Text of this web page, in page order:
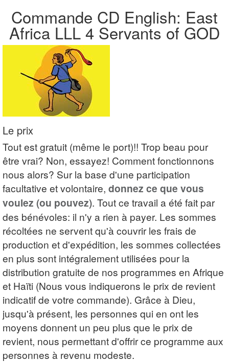
Commande CD English: East
Africa LLL 4 Servants of GOD
Le prix
Tout est gratuit (même le port)!! Trop beau pour
être vrai? Non, essayez! Comment fonctionnons
nous alors? Sur la base d'une participation
facultative et volontaire, donnez ce que vous
voulez (ou pouvez). Tout ce travail a été fait par
des bénévoles: il n'y a rien à payer. Les sommes
récoltées ne servent qu'à couvrir les frais de
production et d'expédition, les sommes collectées
en plus sont intégralement utilisées pour la
distribution gratuite de nos programmes en Afrique
et Haïti (Nous vous indiquerons le prix de revient
indicatif de votre commande). Grâce à Dieu,
jusqu'à présent, les personnes qui en ont les
moyens donnent un peu plus que le prix de
revient, nous permettant d'offrir ce programme aux
personnes à revenu modeste.